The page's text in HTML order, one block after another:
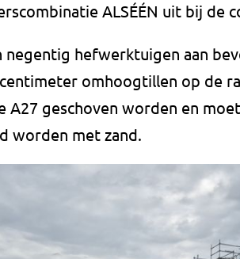
ALSÉÉN uit bij de
negentig hefwerktuigen aan
omhoogtillen op de
A27 geschoven worden en
worden met zand.